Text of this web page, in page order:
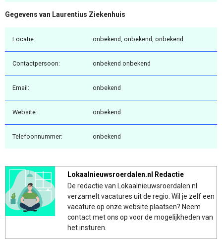
Gegevens van Laurentius Ziekenhuis
Locatie: onbekend, onbekend, onbekend
Contactpersoon: onbekend onbekend
Email: onbekend
Website: onbekend
Telefoonnummer: onbekend
Lokaalnieuwsroerdalen.nl Redactie
De redactie van Lokaalnieuwsroerdalen.nl
verzamelt vacatures uit de regio. Wil je zelf een
vacature op onze website plaatsen? Neem
contact met ons op voor de mogelijkheden van
het insturen.